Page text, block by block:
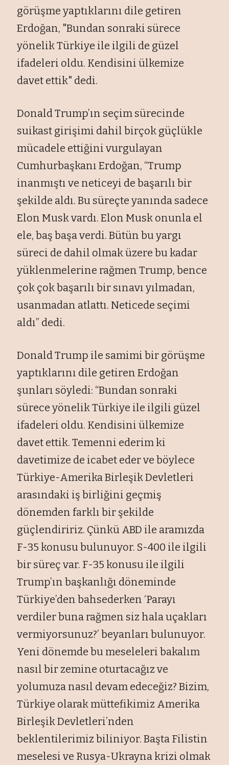
görüşme yaptıklarını dile getiren
Erdoğan, "Bundan sonraki sürece
yönelik Türkiye ile ilgili de güzel
ifadeleri oldu. Kendisini ülkemize
davet ettik" dedi.
Donald Trump’ın seçim sürecinde
suikast girişimi dahil birçok güçlükle
mücadele ettiğini vurgulayan
Cumhurbaşkanı Erdoğan, “Trump
inanmıştı ve neticeyi de başarılı bir
şekilde aldı. Bu süreçte yanında sadece
Elon Musk vardı. Elon Musk onunla el
ele, baş başa verdi. Bütün bu yargı
süreci de dahil olmak üzere bu kadar
yüklenmelerine rağmen Trump, bence
çok çok başarılı bir sınavı yılmadan,
usanmadan atlattı. Neticede seçimi
aldı” dedi.
Donald Trump ile samimi bir görüşme
yaptıklarını dile getiren Erdoğan
şunları söyledi: “Bundan sonraki
sürece yönelik Türkiye ile ilgili güzel
ifadeleri oldu. Kendisini ülkemize
davet ettik. Temenni ederim ki
davetimize de icabet eder ve böylece
Türkiye-Amerika Birleşik Devletleri
arasındaki iş birliğini geçmiş
dönemden farklı bir şekilde
güçlendiririz. Çünkü ABD ile aramızda
F-35 konusu bulunuyor. S-400 ile ilgili
bir süreç var. F-35 konusu ile ilgili
Trump’ın başkanlığı döneminde
Türkiye’den bahsederken ‘Parayı
verdiler buna rağmen siz hala uçakları
vermiyorsunuz?’ beyanları bulunuyor.
Yeni dönemde bu meseleleri bakalım
nasıl bir zemine oturtacağız ve
yolumuza nasıl devam edeceğiz? Bizim,
Türkiye olarak müttefikimiz Amerika
Birleşik Devletleri’nden
beklentilerimiz biliniyor. Başta Filistin
meselesi ve Rusya-Ukrayna krizi olmak